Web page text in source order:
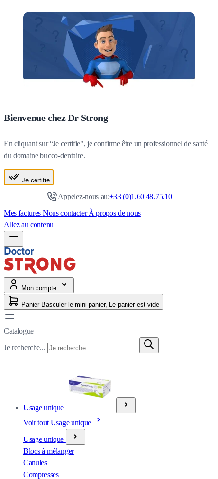
Bienvenue chez Dr Strong
En cliquant sur “Je certifie", je confirme être un professionnel de santé
du domaine bucco-dentaire.
Je certifie
Appelez-nous au:+33 (0)1.60.48.75.10
Mes factures Nous contacterÀ propos de nous
Allez au contenu
Mon compte
Panier Basculer le mini-panier, Le panier est vide
Catalogue
Je recherche...
Usage unique
Voir tout Usage unique
Usage unique
Blocs à mélanger
Canules
Compresses